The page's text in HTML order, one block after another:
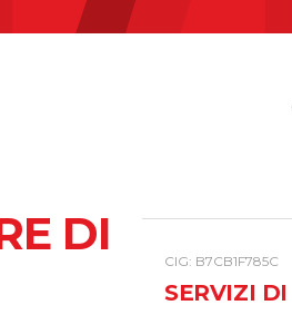
DI
CIG: B7CB1F785C
SERVIZI